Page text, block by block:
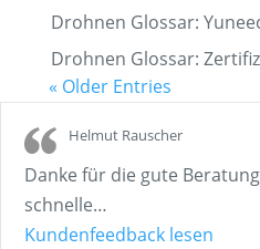
Drohnen Glossar:
Drohnen Glossar:
« Older Entries
Helmut Rauscher
Danke für die gute
schnelle…
Kundenfeedback lesen